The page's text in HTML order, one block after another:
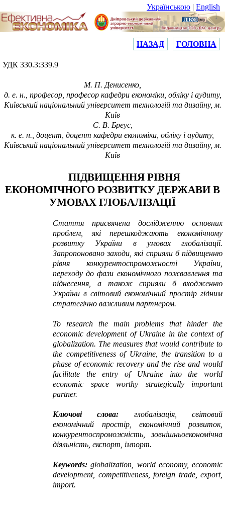
Українською | English
НАЗАД ГОЛОВНА
УДК 330.3:339.9
М. П. Денисенко,
д. е. н., професор, професор кафедри економіки, обліку і аудиту,
Київський національний університет технологій та дизайну, м.
Київ
С. В. Бреус,
к. е. н., доцент, доцент кафедри економіки, обліку і аудиту,
Київський національний університет технологій та дизайну, м.
Київ
ПІДВИЩЕННЯ РІВНЯ
ЕКОНОМІЧНОГО РОЗВИТКУ ДЕРЖАВИ В
УМОВАХ ГЛОБАЛІЗАЦІЇ
Стаття присвячена дослідженню основних
проблем, які перешкоджають економічному
розвитку України в умовах глобалізації.
Запропоновано заходи, які сприяли б підвищенню
рівня конкурентоспроможності України,
переходу до фази економічного пожвавлення та
піднесення, а також сприяли б входженню
України в світовий економічний простір гідним
стратегічно важливим партнером.
To research the main problems that hinder
the
economic development of Ukraine in the context of
globalization. The measures that would contribute to
the competitiveness of Ukraine, the transition to a
phase of economic recovery and the rise and would
facilitate
the entry of Ukraine
into the world
economic
space worthy strategically
important
partner.
Ключові слова: глобалізація, світовий
економічний простір, економічний розвиток,
конкурентоспроможність, зовнішньоекономічна
діяльність, експорт, імпорт.
Keywords: globalization, world economy, economic
development, competitiveness, foreign trade, export,
import.